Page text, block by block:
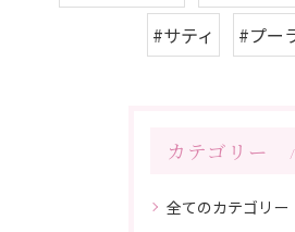
#サティ
#プー
カテゴリー
全てのカテゴリー